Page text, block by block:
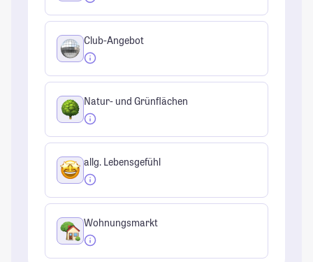
Club-Angebot
Natur- und Grünflächen
allg. Lebensgefühl
Wohnungsmarkt